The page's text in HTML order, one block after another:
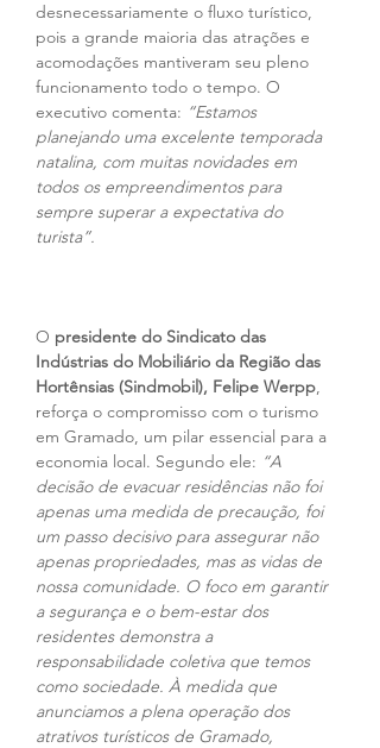
desnecessariamente o fluxo turístico,
pois a grande maioria das atrações e
acomodações mantiveram seu pleno
funcionamento todo o tempo. O
executivo comenta: “Estamos
planejando uma excelente temporada
natalina, com muitas novidades em
todos os empreendimentos para
sempre superar a expectativa do
turista”.
O presidente do Sindicato das
Indústrias do Mobiliário da Região das
Hortênsias (Sindmobil), Felipe Werpp,
reforça o compromisso com o turismo
em Gramado, um pilar essencial para a
economia local. Segundo ele: “A
decisão de evacuar residências não foi
apenas uma medida de precaução, foi
um passo decisivo para assegurar não
apenas propriedades, mas as vidas de
nossa comunidade. O foco em garantir
a segurança e o bem-estar dos
residentes demonstra a
responsabilidade coletiva que temos
como sociedade. À medida que
anunciamos a plena operação dos
atrativos turísticos de Gramado,